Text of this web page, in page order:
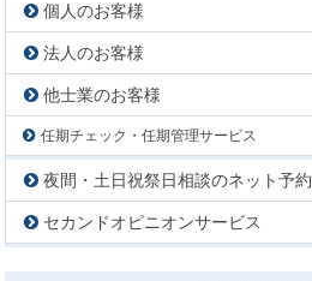
個人のお客様
法人のお客様
他士業のお客様
任期チェック・任期管理サービス
夜間・土日祝祭日相談のネット予約
セカンドオピニオンサービス